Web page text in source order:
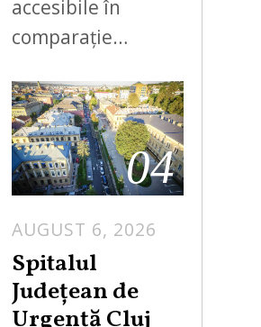
accesibile în
comparație…
04
AUGUST 6, 2026
Spitalul
Județean de